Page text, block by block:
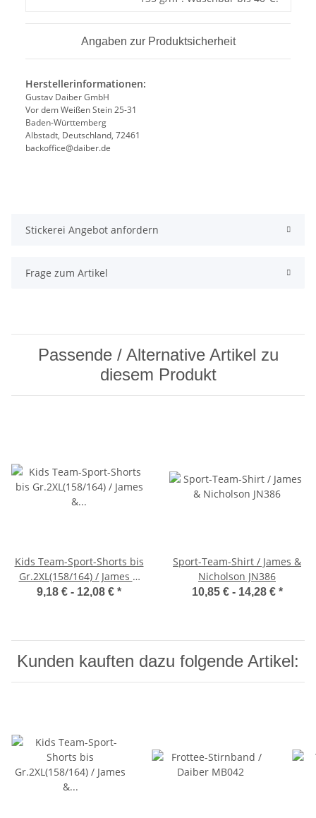
Angaben zur Produktsicherheit
Herstellerinformationen:
Gustav Daiber GmbH
Vor dem Weißen Stein 25-31
Baden-Württemberg
Albstadt, Deutschland, 72461
backoffice@daiber.de
Stickerei Angebot anfordern
Frage zum Artikel
Passende / Alternative Artikel zu
diesem Produkt
Kids Team-Sport-Shorts bis
Gr.2XL(158/164) / James &
Nicholson JN387k
9,18 € - 12,08 € *
Sport-Team-Shirt / James &
Nicholson JN386
10,85 € - 14,28 € *
Kunden kauften dazu folgende Artikel: